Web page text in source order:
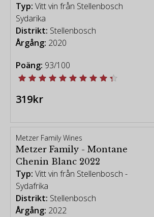
Typ: Vitt vin från Stellenbosch
Sydarika
Distrikt: Stellenbosch
Årgång: 2020
Poäng: 93/100
319kr
Metzer Family Wines
Metzer Family - Montane
Chenin Blanc 2022
Typ: Vitt vin från Stellenbosch -
Sydafrika
Distrikt: Stellenbosch
Årgång: 2022